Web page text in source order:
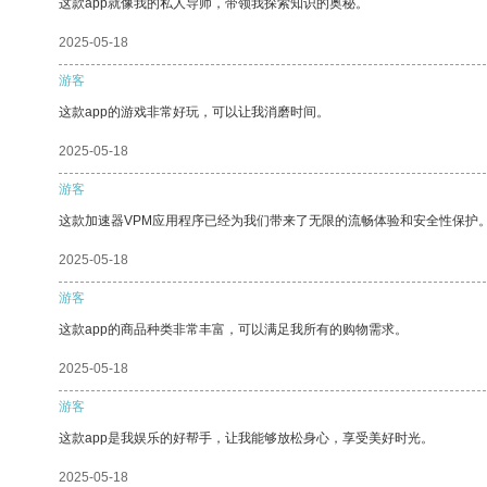
这款app就像我的私人导师，带领我探索知识的奥秘。
2025-05-18
游客
这款app的游戏非常好玩，可以让我消磨时间。
2025-05-18
游客
这款加速器VPM应用程序已经为我们带来了无限的流畅体验和安全性保护
2025-05-18
游客
这款app的商品种类非常丰富，可以满足我所有的购物需求。
2025-05-18
游客
这款app是我娱乐的好帮手，让我能够放松身心，享受美好时光。
2025-05-18